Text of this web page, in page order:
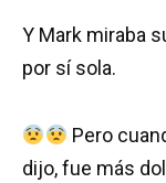
Y Mark miraba
por sí sola.
Pero
dijo, fue más